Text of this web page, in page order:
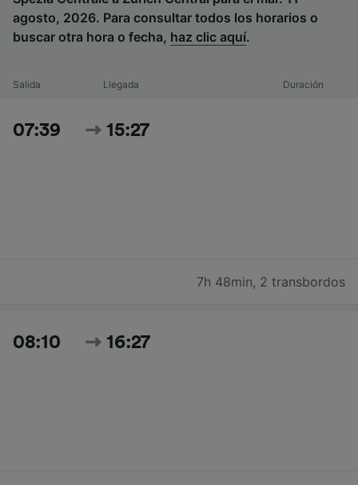
agosto, 2026. Para consultar todos los horarios o
buscar otra hora o fecha, haz clic aquí.
Salida Llegada Duración
07:39 15:27
7h 48min, 2 transbordos
08:10 16:27